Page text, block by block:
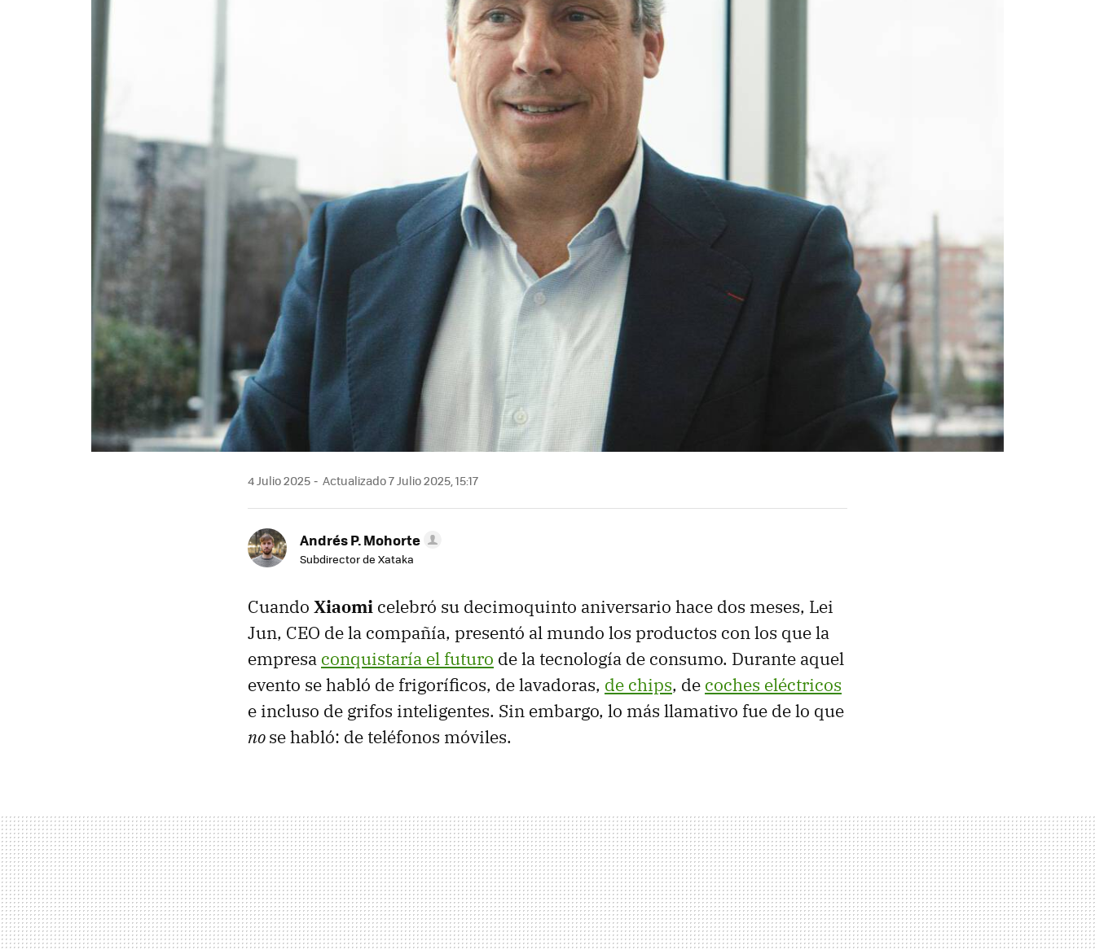
4 Julio 2025 Actualizado 7 Julio 2025, 15:17
Andrés P. Mohorte
Subdirector de Xataka
Cuando Xiaomi celebró su decimoquinto aniversario hace dos meses, Lei
Jun, CEO de la compañía, presentó al mundo los productos con los que la
empresa conquistaría el futuro de la tecnología de consumo. Durante aquel
evento se habló de frigoríficos, de lavadoras, de chips, de coches eléctricos
e incluso de grifos inteligentes. Sin embargo, lo más llamativo fue de lo que
nose habló: de teléfonos móviles.